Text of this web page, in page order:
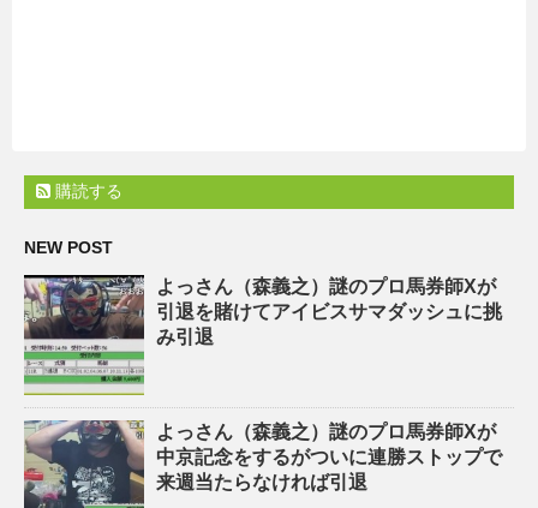
購読する
NEW POST
よっさん（森義之）謎のプロ馬券師Xが
引退を賭けてアイビスサマダッシュに挑
み引退
よっさん（森義之）謎のプロ馬券師Xが
中京記念をするがついに連勝ストップで
来週当たらなければ引退